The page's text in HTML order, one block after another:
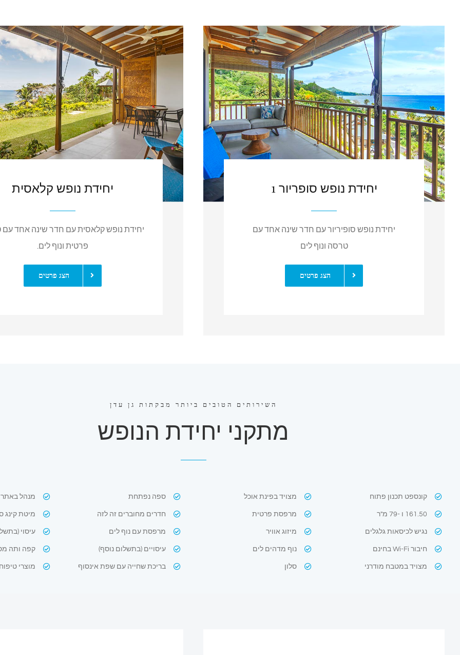
יחידת נופש סופריור 1
יחידת נופש סופיריור עם חדר שינה אחד עם
טרסה ונוף לים
הצג פרטים
יחידת נופש קלאסית
יחידת נופש קלאסית עם חדר שינה אחד
פרטית ונוף לים.
הצג פרטים
השירותים הטובים ביותר מבקתות גן עדן
מתקני יחידת הנופש
קונספט תכנון פתוח
161.50 ו -79 מ"ר
נגיש לכיסאות גלגלים
חיבור Wi-Fi בחינם
מצויד במטבח מודרני
מצויד בפינת אוכל
מרפסת פרטית
מיזוג אוויר
נוף מדהים לים
סלון
ספה נפתחת
חדרים מחוברים זה לזה
מרפסת עם נוף לים
עיסויים (בתשלום נוסף)
בריכת שחייה עם שפת אינסוף
מנהל באתר 24
מיטת קינג
עיסוי
קפה ותה
מוצרי